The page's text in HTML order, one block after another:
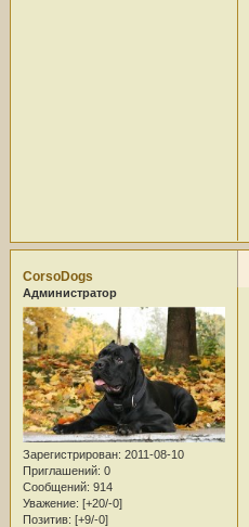
CorsoDogs
Администратор
Зарегистрирован: 2011-08-10
Приглашений: 0
Сообщений: 914
Уважение: [+20/-0]
Позитив: [+9/-0]